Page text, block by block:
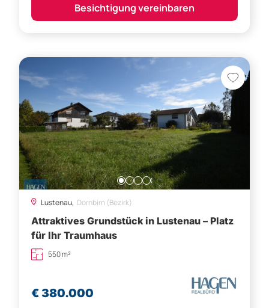
Besichtigung vereinbaren
Lustenau, Dornbirn (Bezirk)
Attraktives Grundstück in Lustenau – Platz
für Ihr Traumhaus
550 m²
€ 380.000